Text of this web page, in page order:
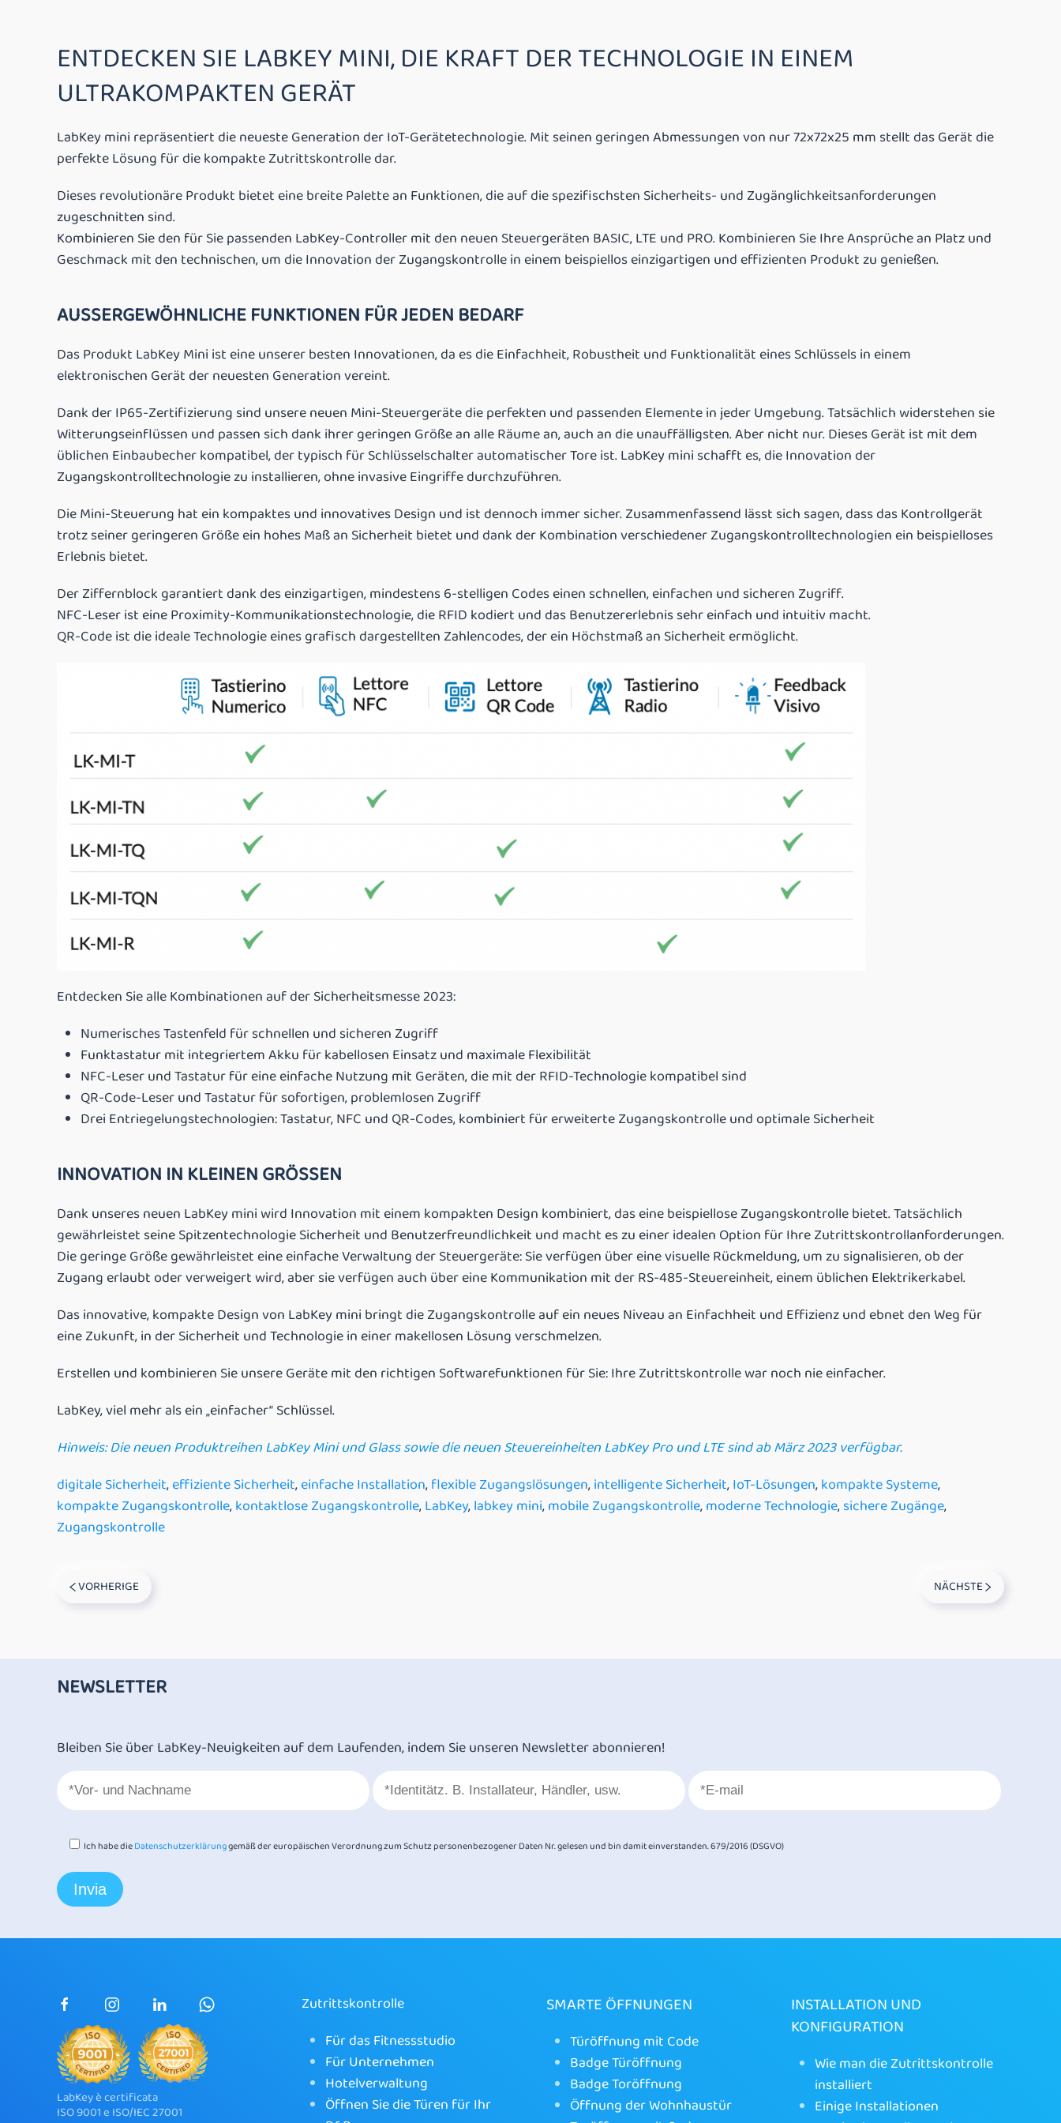
ENTDECKEN SIE LABKEY MINI, DIE KRAFT DER TECHNOLOGIE IN EINEM
ULTRAKOMPAKTEN GERÄT
LabKey mini repräsentiert die neueste Generation der IoT-Gerätetechnologie. Mit seinen geringen Abmessungen von nur 72x72x25 mm stellt das Gerät die
perfekte Lösung für die kompakte Zutrittskontrolle dar.
Dieses revolutionäre Produkt bietet eine breite Palette an Funktionen, die auf die spezifischsten Sicherheits- und Zugänglichkeitsanforderungen
zugeschnitten sind.
Kombinieren Sie den für Sie passenden LabKey-Controller mit den neuen Steuergeräten BASIC, LTE und PRO. Kombinieren Sie Ihre Ansprüche an Platz und
Geschmack mit den technischen, um die Innovation der Zugangskontrolle in einem beispiellos einzigartigen und effizienten Produkt zu genießen.
AUSSERGEWÖHNLICHE FUNKTIONEN FÜR JEDEN BEDARF
Das Produkt LabKey Mini ist eine unserer besten Innovationen, da es die Einfachheit, Robustheit und Funktionalität eines Schlüssels in einem
elektronischen Gerät der neuesten Generation vereint.
Dank der IP65-Zertifizierung sind unsere neuen Mini-Steuergeräte die perfekten und passenden Elemente in jeder Umgebung. Tatsächlich widerstehen sie
Witterungseinflüssen und passen sich dank ihrer geringen Größe an alle Räume an, auch an die unauffälligsten. Aber nicht nur. Dieses Gerät ist mit dem
üblichen Einbaubecher kompatibel, der typisch für Schlüsselschalter automatischer Tore ist. LabKey mini schafft es, die Innovation der
Zugangskontrolltechnologie zu installieren, ohne invasive Eingriffe durchzuführen.
Die Mini-Steuerung hat ein kompaktes und innovatives Design und ist dennoch immer sicher. Zusammenfassend lässt sich sagen, dass das Kontrollgerät
trotz seiner geringeren Größe ein hohes Maß an Sicherheit bietet und dank der Kombination verschiedener Zugangskontrolltechnologien ein beispielloses
Erlebnis bietet.
Der Ziffernblock garantiert dank des einzigartigen, mindestens 6-stelligen Codes einen schnellen, einfachen und sicheren Zugriff.
NFC-Leser ist eine Proximity-Kommunikationstechnologie, die RFID kodiert und das Benutzererlebnis sehr einfach und intuitiv macht.
QR-Code ist die ideale Technologie eines grafisch dargestellten Zahlencodes, der ein Höchstmaß an Sicherheit ermöglicht.
Entdecken Sie alle Kombinationen auf der Sicherheitsmesse 2023:
Numerisches Tastenfeld für schnellen und sicheren Zugriff
Funktastatur mit integriertem Akku für kabellosen Einsatz und maximale Flexibilität
NFC-Leser und Tastatur für eine einfache Nutzung mit Geräten, die mit der RFID-Technologie kompatibel sind
QR-Code-Leser und Tastatur für sofortigen, problemlosen Zugriff
Drei Entriegelungstechnologien: Tastatur, NFC und QR-Codes, kombiniert für erweiterte Zugangskontrolle und optimale Sicherheit
INNOVATION IN KLEINEN GRÖSSEN
Dank unseres neuen LabKey mini wird Innovation mit einem kompakten Design kombiniert, das eine beispiellose Zugangskontrolle bietet. Tatsächlich
gewährleistet seine Spitzentechnologie Sicherheit und Benutzerfreundlichkeit und macht es zu einer idealen Option für Ihre Zutrittskontrollanforderungen.
Die geringe Größe gewährleistet eine einfache Verwaltung der Steuergeräte: Sie verfügen über eine visuelle Rückmeldung, um zu signalisieren, ob der
Zugang erlaubt oder verweigert wird, aber sie verfügen auch über eine Kommunikation mit der RS-485-Steuereinheit, einem üblichen Elektrikerkabel.
Das innovative, kompakte Design von LabKey mini bringt die Zugangskontrolle auf ein neues Niveau an Einfachheit und Effizienz und ebnet den Weg für
eine Zukunft, in der Sicherheit und Technologie in einer makellosen Lösung verschmelzen.
Erstellen und kombinieren Sie unsere Geräte mit den richtigen Softwarefunktionen für Sie: Ihre Zutrittskontrolle war noch nie einfacher.
LabKey, viel mehr als ein „einfacher“ Schlüssel.
Hinweis: Die neuen Produktreihen LabKey Mini und Glass sowie die neuen Steuereinheiten LabKey Pro und LTE sind ab März 2023 verfügbar.
digitale Sicherheit,effiziente Sicherheit,einfache Installation,flexible Zugangslösungen,intelligente Sicherheit,IoT-Lösungen,kompakte Systeme,
kompakte Zugangskontrolle,kontaktlose Zugangskontrolle,LabKey,labkey mini,mobile Zugangskontrolle,moderne Technologie,sichere Zugänge,
Zugangskontrolle
VORHERIGE NÄCHSTE
NEWSLETTER
Bleiben Sie über LabKey-Neuigkeiten auf dem Laufenden, indem Sie unseren Newsletter abonnieren!
Ich habe dieDatenschutzerklärunggemäß der europäischen Verordnung zum Schutz personenbezogener Daten Nr. gelesen und bin damit einverstanden. 679/2016 (DSGVO)
LabKey è certificata
ISO 9001 e ISO/IEC 27001
Zutrittskontrolle
Für das Fitnessstudio
Für Unternehmen
Hotelverwaltung
Öffnen Sie die Türen für Ihr
SMARTE ÖFFNUNGEN
Türöffnung mit Code
Badge Türöffnung
Badge Toröffnung
Öffnung der Wohnhaustür
INSTALLATION UND
KONFIGURATION
Wie man die Zutrittskontrolle
installiert
Einige Installationen